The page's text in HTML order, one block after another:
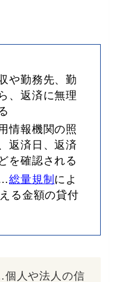
や勤務先、勤
、返済に無理
情報機関の照
返済日、返済
を確認される
…総量規制 によ
る金額の貸付
人や法人の信